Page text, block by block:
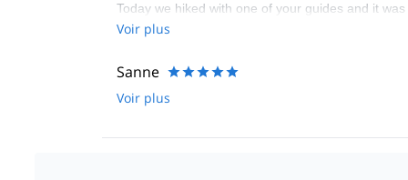
Today we hiked with one of your guides and it
Voir plus
Sanne
Voir plus